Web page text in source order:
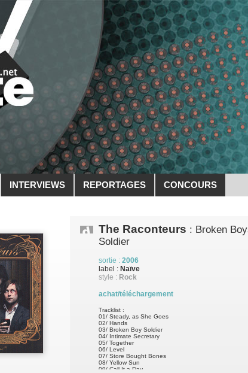
INTERVIEWS REPORTAGES CONCOURS
The Raconteurs : Broken
Soldier
sortie : 2006
label : Naïve
style : Rock
achat/téléchargement
Tracklist :
01/ Steady, as She Goes
02/ Hands
03/ Broken Boy Soldier
04/ Intimate Secretary
05/ Together
06/ Level
07/ Store Bought Bones
08/ Yellow Sun
09/ Call It a Day